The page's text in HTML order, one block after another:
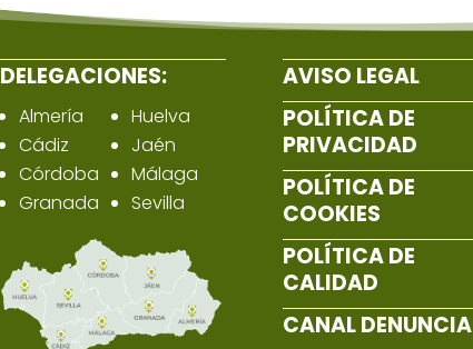
DELEGACIONES:
Almería
Cádiz
Córdoba
Granada
Huelva
Jaén
Málaga
Sevilla
AVISO LEGAL
POLÍTICA DE
PRIVACIDAD
POLÍTICA DE
COOKIES
POLÍTICA DE
CALIDAD
CANAL DENUNCIA